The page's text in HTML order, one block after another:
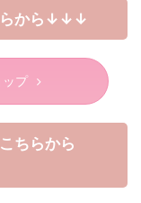
らから↓↓↓
プ
ちらから